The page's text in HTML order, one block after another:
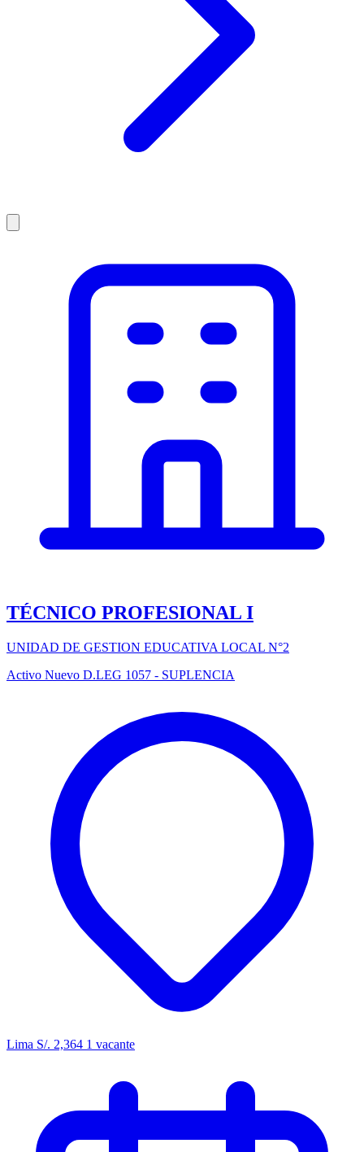
TÉCNICO PROFESIONAL I
UNIDAD DE GESTION EDUCATIVA LOCAL N°2
Activo Nuevo D.LEG 1057 - SUPLENCIA
Lima S/. 2,364 1 vacante